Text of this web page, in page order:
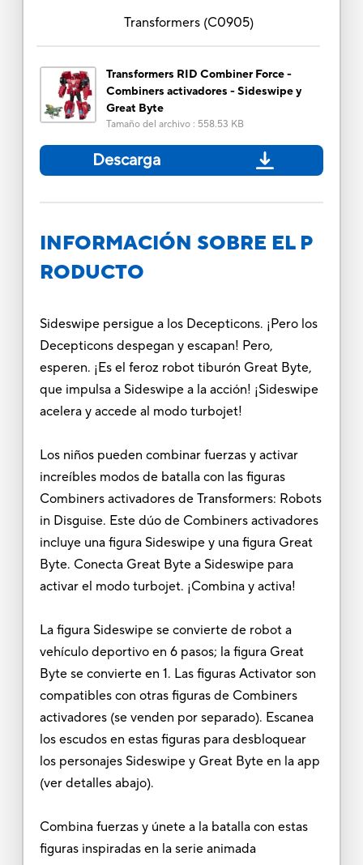
Transformers(C0905)
Transformers RID Combiner Force -
Combiners activadores - Sideswipe y
Great Byte
Tamaño del archivo: 558.53 KB
Descarga
INFORMACIÓN SOBRE EL P
RODUCTO
Sideswipe persigue a los Decepticons. ¡Pero los
Decepticons despegan y escapan! Pero,
esperen. ¡Es el feroz robot tiburón Great Byte,
que impulsa a Sideswipe a la acción! ¡Sideswipe
acelera y accede al modo turbojet!
Los niños pueden combinar fuerzas y activar
increíbles modos de batalla con las figuras
Combiners activadores de Transformers: Robots
in Disguise. Este dúo de Combiners activadores
incluye una figura Sideswipe y una figura Great
Byte. Conecta Great Byte a Sideswipe para
activar el modo turbojet. ¡Combina y activa!
La figura Sideswipe se convierte de robot a
vehículo deportivo en 6 pasos; la figura Great
Byte se convierte en 1. Las figuras Activator son
compatibles con otras figuras de Combiners
activadores (se venden por separado). Escanea
los escudos en estas figuras para desbloquear
los personajes Sideswipe y Great Byte en la app
(ver detalles abajo).
Combina fuerzas y únete a la batalla con estas
figuras inspiradas en la serie animada